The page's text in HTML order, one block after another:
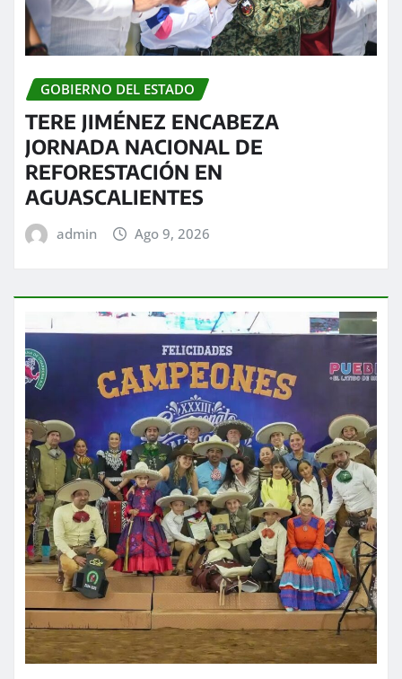
GOBIERNO DEL ESTADO
TERE JIMÉNEZ ENCABEZA
JORNADA NACIONAL DE
REFORESTACIÓN EN
AGUASCALIENTES
admin Ago 9, 2026